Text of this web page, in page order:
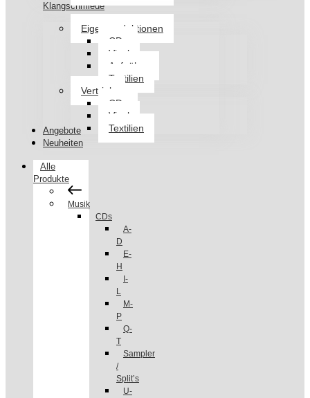
Klangschmiede
Eigenproduktionen
CDs
Vinyl
Aufnäher
Textilien
Vertrieb
CDs
Vinyl
Textilien
Angebote
Neuheiten
Alle
Produkte
Musik
CDs
A-
D
E-
H
I-
L
M-
P
Q-
T
Sampler
/
Split’s
U-